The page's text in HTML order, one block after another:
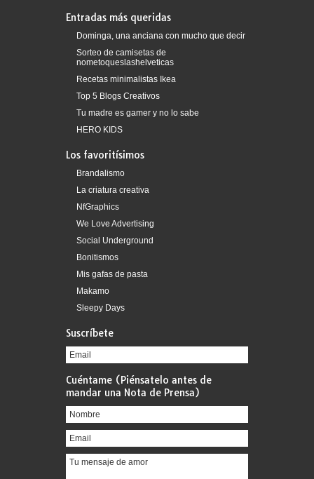
Entradas más queridas
Dominga, una anciana con mucho que decir
Sorteo de camisetas de
nometoqueslashelveticas
Recetas minimalistas Ikea
Top 5 Blogs Creativos
Tu madre es gamer y no lo sabe
HERO KIDS
Los favoritísimos
Brandalismo
La criatura creativa
NfGraphics
We Love Advertising
Social Underground
Bonitismos
Mis gafas de pasta
Makamo
Sleepy Days
Suscríbete
Cuéntame (Piénsatelo antes de
mandar una Nota de Prensa)